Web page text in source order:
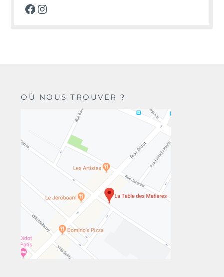
Facebook
Instagram
OÙ NOUS TROUVER ?